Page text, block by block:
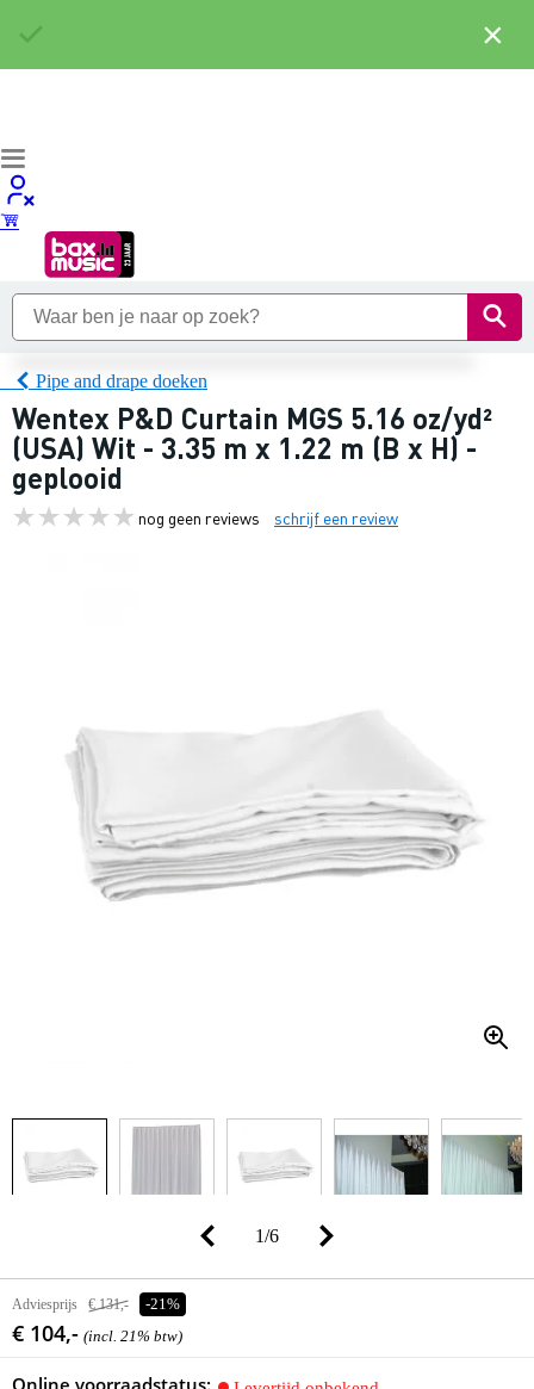
Pipe and drape doeken
Wentex P&D Curtain MGS 5.16 oz/yd²
(USA) Wit - 3.35 m x 1.22 m (B x H) -
geplooid
nog geen reviews schrijf een review
1/6
Adviesprijs € 131,- -21%
€ 104,- (incl. 21% btw)
Online voorraadstatus:
×